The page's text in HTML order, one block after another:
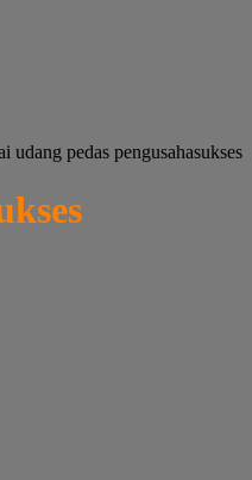
udang pedas pengusahasukses